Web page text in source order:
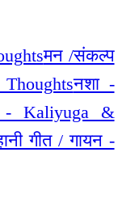
मन /संकल्प
नशा -
Kaliyuga &
गीत / गायन -